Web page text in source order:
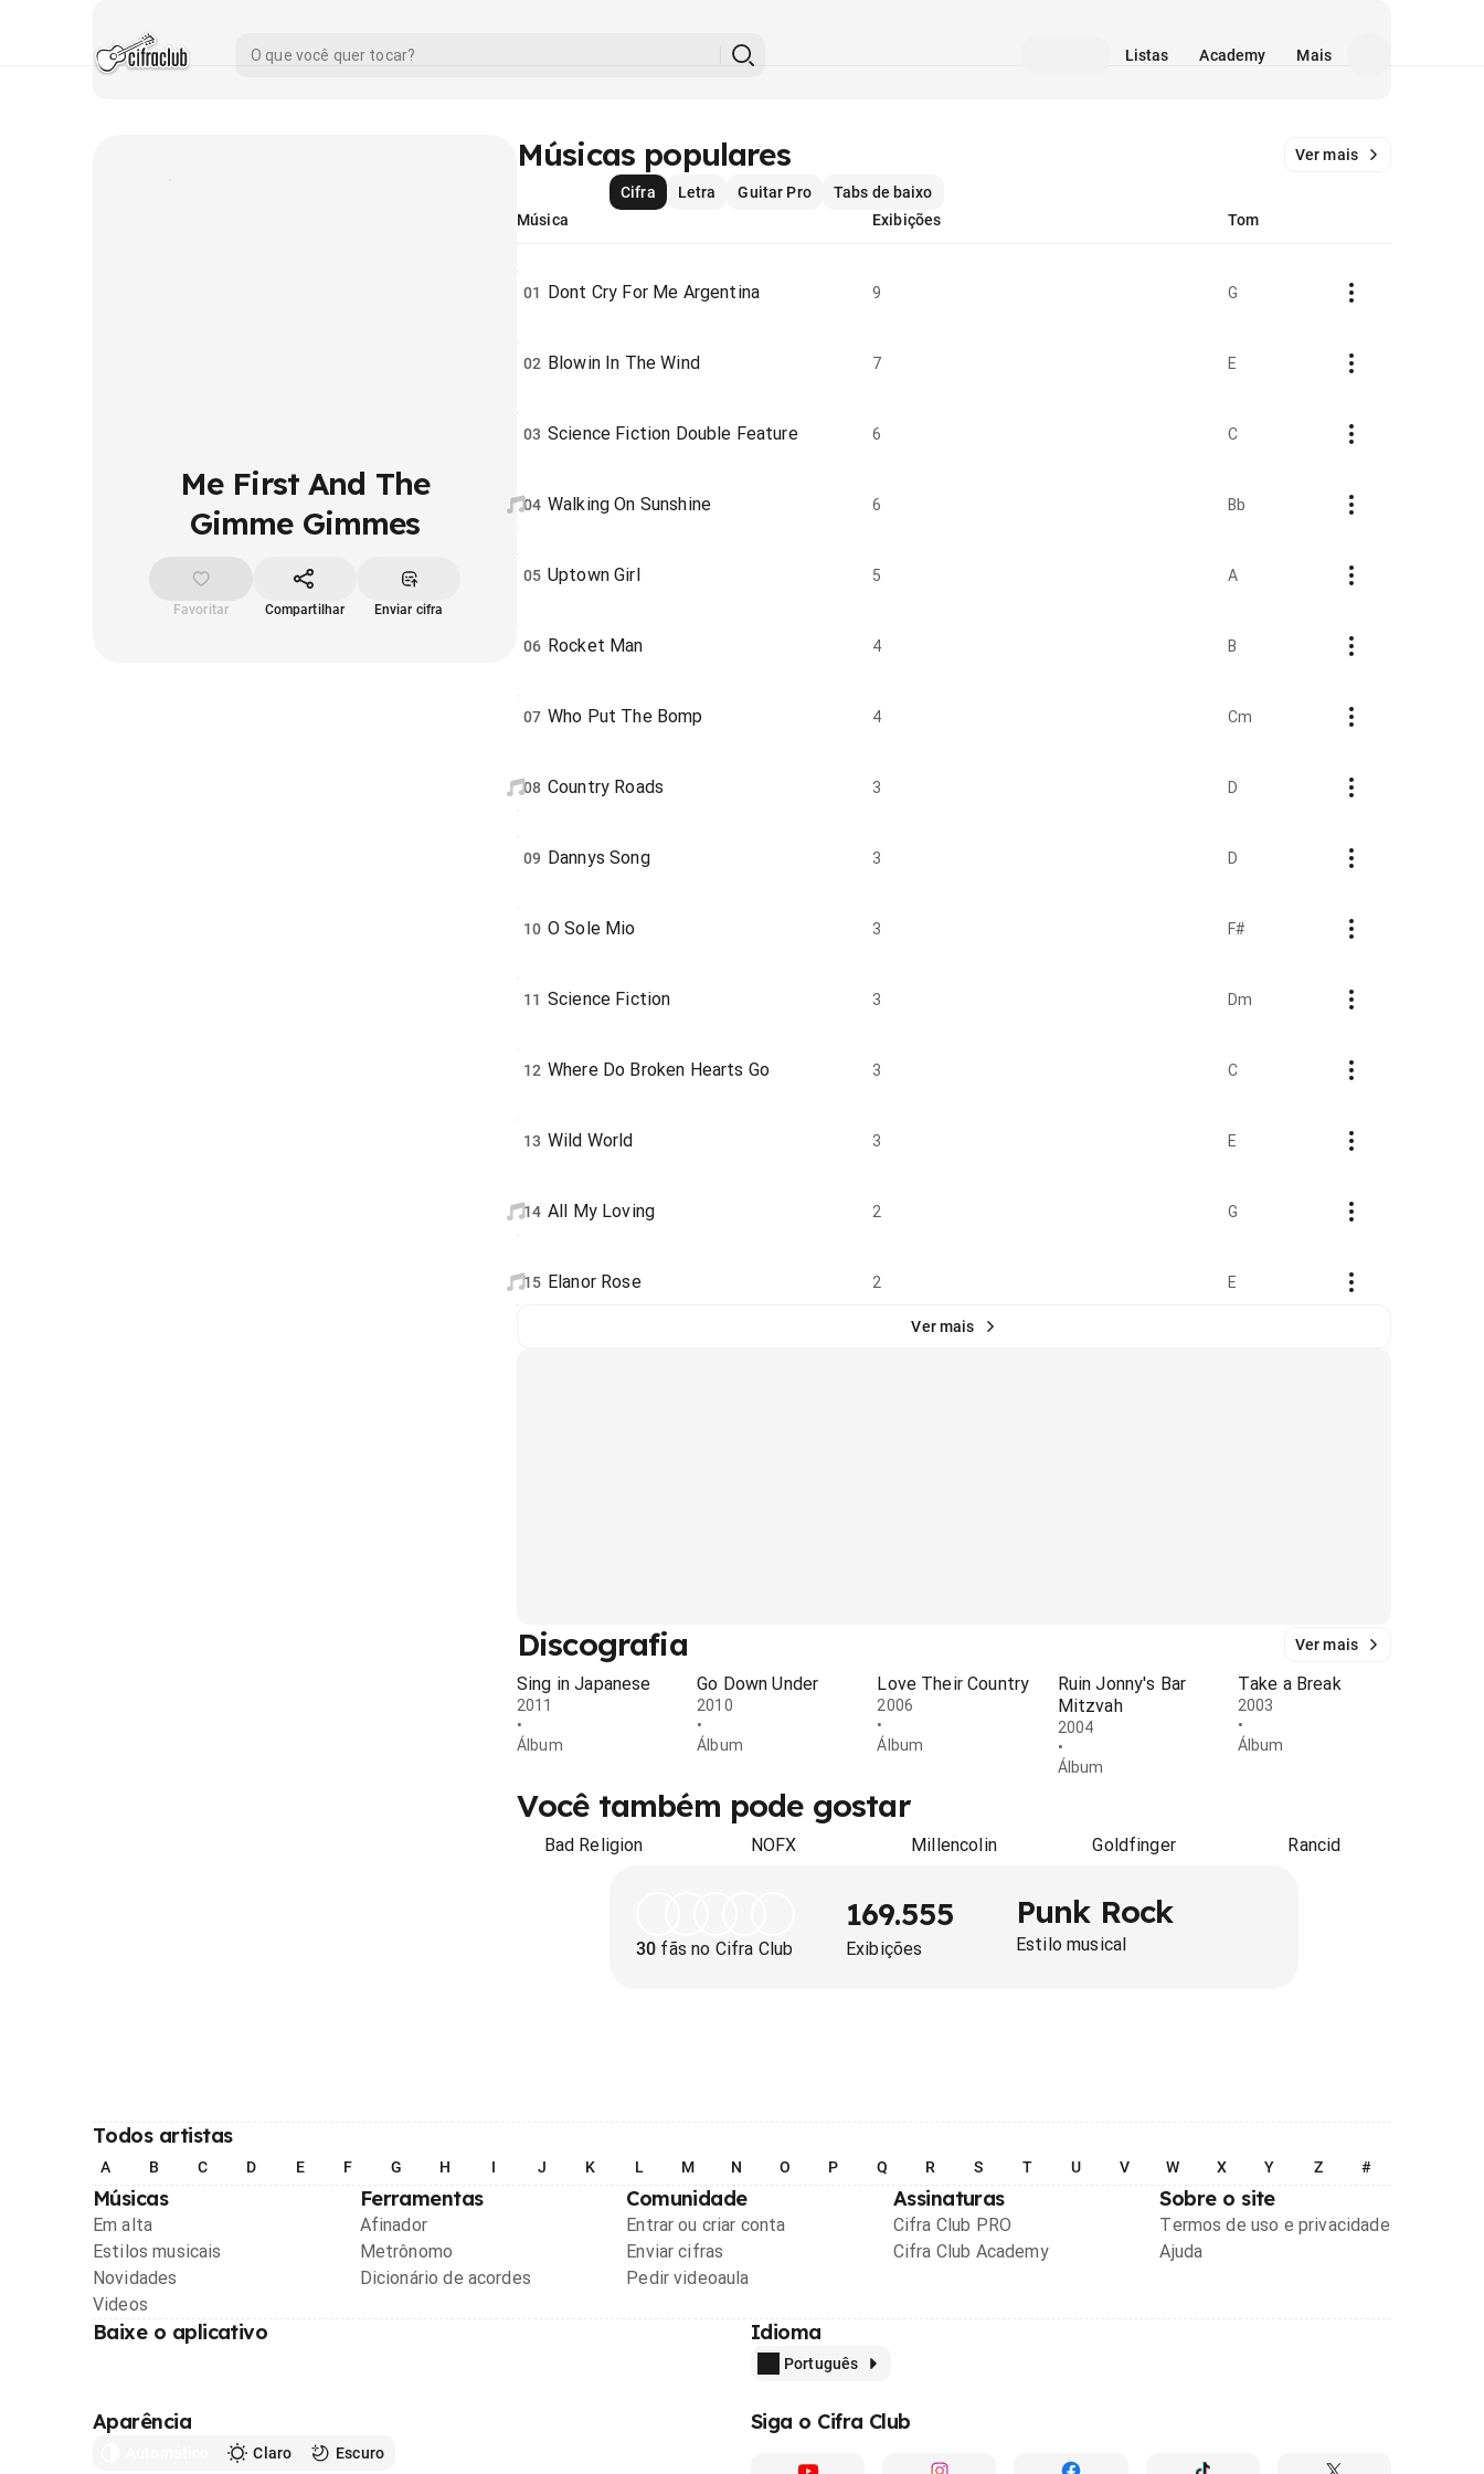
Listas Academy Mais
Me First And The
Gimme Gimmes
Favoritar Compartilhar Enviar cifra
Músicas populares Ver mais
Cifra Letra Guitar Pro
Tabs de baixo
Música
Exibições Tom
01 Dont Cry For Me Argentina 9 G
02 Blowin In The Wind 7 E
03 Science Fiction Double Feature 6 C
04 Walking On Sunshine 6 Bb
05 Uptown Girl 5 A
06 Rocket Man 4 B
07 Who Put The Bomp 4 Cm
08 Country Roads 3 D
09 Dannys Song 3 D
10 O Sole Mio 3 F#
11 Science Fiction 3 Dm
12 Where Do Broken Hearts Go 3 C
13 Wild World 3 E
14 All My Loving 2 G
15 Elanor Rose 2 E
Ver mais
Discografia Ver mais
Sing in Japanese
2011
•
Álbum
Go Down Under
2010
•
Álbum
Love Their Country
2006
•
Álbum
Ruin Jonny's Bar
Mitzvah
2004
•
Álbum
Take a Break
2003
•
Álbum
Você também pode gostar
Bad Religion NOFX Millencolin Goldfinger Rancid
30 fãs no Cifra Club
169.555
Exibições
Punk Rock
Estilo musical
Todos artistas
A B C D E F G H I J K L M N O P Q R S T U V W X Y Z #
Músicas
Em alta
Estilos musicais
Novidades
Videos
Ferramentas
Afinador
Metrônomo
Dicionário de acordes
Comunidade
Entrar ou criar conta
Enviar cifras
Pedir videoaula
Assinaturas
Cifra Club PRO
Cifra Club Academy
Sobre o site
Termos de uso e privacidade
Ajuda
Baixe o aplicativo Idioma
Português
Aparência
Claro Escuro
Siga o Cifra Club